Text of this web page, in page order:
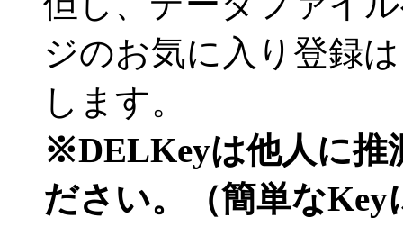
ジのお気に入り登録
します。
※DELKeyは他人に推
ださい。（簡単な